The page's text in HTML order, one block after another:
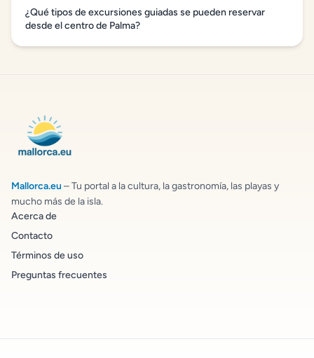
¿Qué tipos de excursiones guiadas se pueden reservar
desde el centro de Palma?
Mallorca.eu – Tu portal a la cultura, la gastronomía, las playas y
mucho más de la isla.
Acerca de
Contacto
Términos de uso
Preguntas frecuentes